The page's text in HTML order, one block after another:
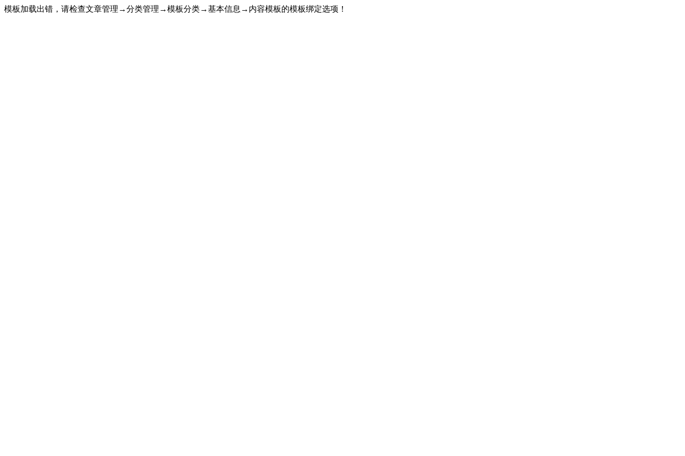
模板加载出错，请检查文章管理→分类管理→模板分类→基本信息→内容模板的模板绑定选项！